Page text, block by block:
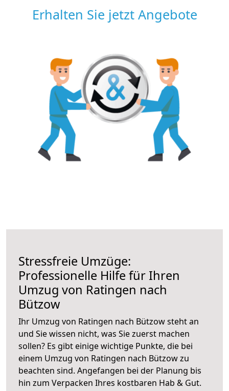
Erhalten Sie jetzt Angebote
Stressfreie Umzüge:
Professionelle Hilfe für Ihren
Umzug von Ratingen nach
Bützow
Ihr Umzug von Ratingen nach Bützow steht an
und Sie wissen nicht, was Sie zuerst machen
sollen? Es gibt einige wichtige Punkte, die bei
einem Umzug von Ratingen nach Bützow zu
beachten sind. Angefangen bei der Planung bis
hin zum Verpacken Ihres kostbaren Hab & Gut.